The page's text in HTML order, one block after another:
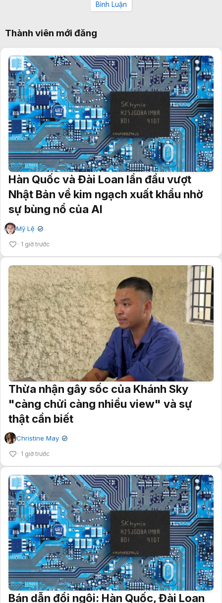
Bình Luận
Thành viên mới đăng
Hàn Quốc và Đài Loan lần đầu vượt
Nhật Bản về kim ngạch xuất khẩu nhờ
sự bùng nổ của AI
Mỹ Lệ ✔
1 giờ trước
Thừa nhận gây sốc của Khánh Sky
"càng chửi càng nhiều view" và sự
thật cần biết
Christine May ✔
1 giờ trước
Bán dẫn đổi ngôi: Hàn Quốc, Đài Loan